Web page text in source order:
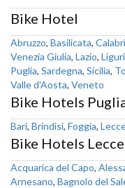
Bike Hotel
Abruzzo, Basilicata,
Venezia Giulia, Lazio,
Puglia, Sardegna, Sicilia,
Valle d'Aosta, Veneto
Bike Hotels
Bari, Brindisi, Foggia,
Bike Hotels Lecce
Acquarica del Capo,
Arnesano, Bagnolo del